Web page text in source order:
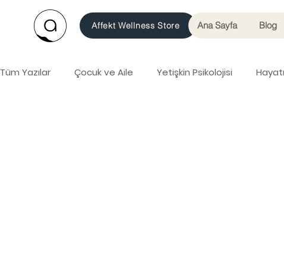
Affekt Wellness Store Ana Sayfa Blog
Tüm Yazılar Çocuk ve Aile Yetişkin Psikolojisi